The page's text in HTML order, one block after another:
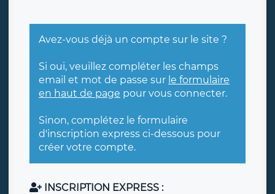
Avez-vous déjà un compte sur le site ?
Si oui, veuillez compléter les champs
email et mot de passe sur le formulaire
en haut de page pour vous connecter.
Sinon, complétez le formulaire
d'inscription express ci-dessous pour
créer votre compte.
INSCRIPTION EXPRESS :